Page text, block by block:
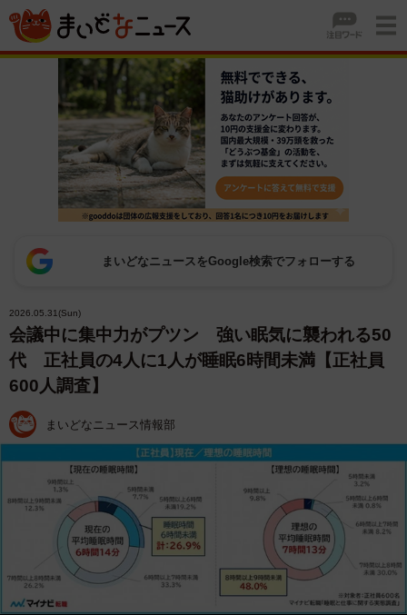
まいどなニュースをGoogle検索でフォローする
2026.05.31(Sun)
会議中に集中力がプツン 強い眠気に襲われる50
代 正社員の4人に1人が睡眠6時間未満【正社員
600人調査】
まいどなニュース情報部